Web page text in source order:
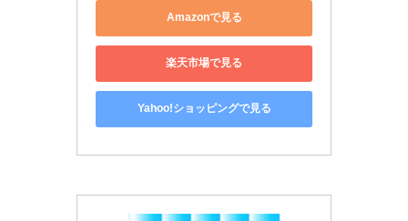
Amazonで見る
楽天市場で見る
Yahoo!ショッピングで見る